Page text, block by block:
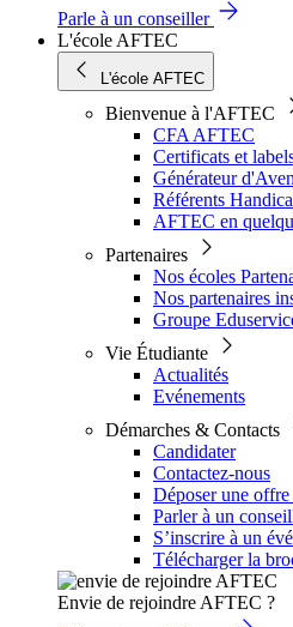
Parle à un conseiller
L'école AFTEC
L'école AFTEC
Bienvenue à l'AFTEC
CFA AFTEC
Certificats et
Générateur
Référents
AFTEC en
Partenaires
Nos écoles
Nos partenaires
Groupe
Vie Étudiante
Actualités
Evénements
Démarches & Contacts
Candidater
Contactez-nous
Déposer une
Parler à un
S’inscrire à un
Télécharger la
Envie de rejoindre AFTEC ?